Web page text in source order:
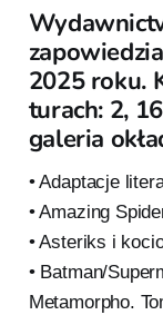
2025 roku.
turach: 2,
galeria
• Adaptacje
• Amazing
• Asteriks i
• Batman/
Metamorpho.